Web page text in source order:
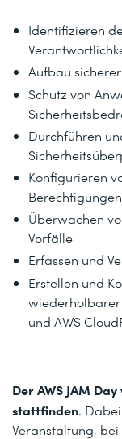
Identifizieren
Aufbau
Schutz von
Durchführen
Konfigurieren
Überwachen
Vorfälle
Erfassen und
Erstellen und
wiederholbarer
und AWS
Der AWS JAM
stattfinden.
Veranstaltung,